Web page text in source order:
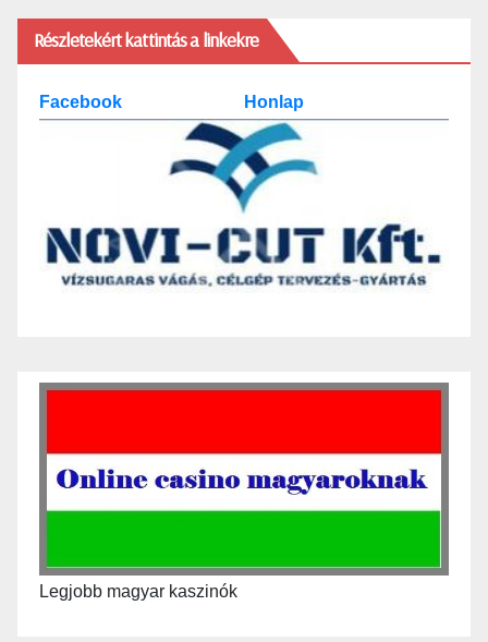
Részletekért kattintás a linkekre
Facebook Honlap
Legjobb magyar kaszinók